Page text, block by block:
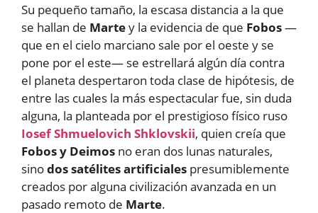
Su pequeño tamaño, la escasa distancia a la que
se hallan de Martey la evidencia de que Fobos—
que en el cielo marciano sale por el oeste y se
pone por el este— se estrellará algún día contra
el planeta despertaron toda clase de hipótesis, de
entre las cuales la más espectacular fue, sin duda
alguna, la planteada por el prestigioso físico ruso
Iosef Shmuelovich Shklovskii, quien creía que
Fobos y Deimos no eran dos lunas naturales,
sinodos satélites artificiales presumiblemente
creados por alguna civilización avanzada en un
pasado remoto de Marte.